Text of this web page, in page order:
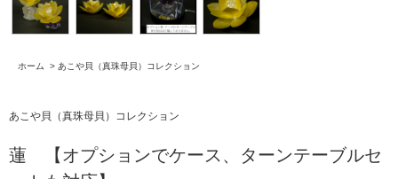
ホーム > あこや貝（真珠母貝）コレクション
あこや貝（真珠母貝）コレクション
蓮 【オプションでケース、ターンテーブルセ